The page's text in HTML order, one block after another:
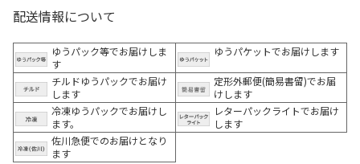
配送情報について
ゆうパック等でお届けしま
す
ゆうパケットでお届けします
チルドゆうパックでお届け
します
定形外郵便(簡易書留)でお届
けします
冷凍ゆうパックでお届けし
ます。
レターパックライトでお届け
します
佐川急便でのお届けとなり
ます